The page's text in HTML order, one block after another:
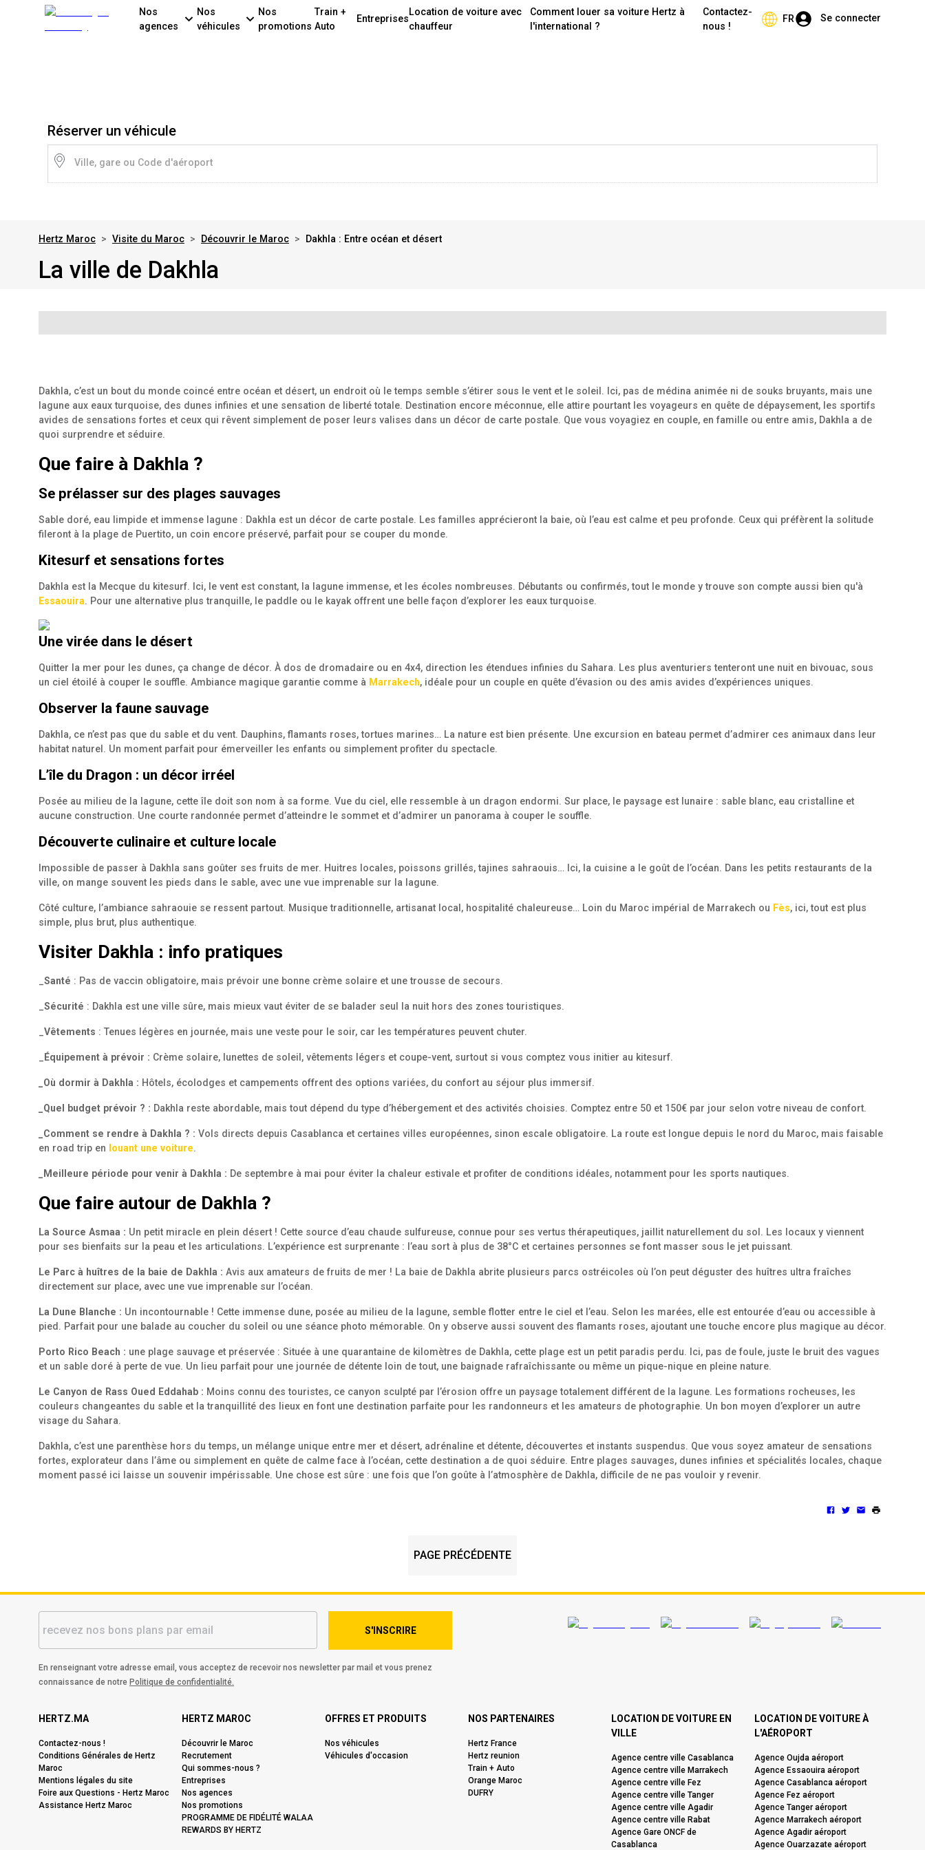
Nos
agences
Nos
véhicules
Nos
promotions
Train +
Auto
Entreprises
Location de voiture avec
chauffeur
Comment louer sa voiture Hertz à
l'international ?
Contactez-
nous !
FR Se connecter
Réserver un véhicule
Ville, gare ou Code d'aéroport
Hertz Maroc > Visite du Maroc > Découvrir le Maroc > Dakhla : Entre océan et désert
La ville de Dakhla
Dakhla, c’est un bout du monde coincé entre océan et désert, un endroit où le temps semble s’étirer sous le vent et le soleil. Ici, pas de médina animée ni de souks bruyants, mais une
lagune aux eaux turquoise, des dunes infinies et une sensation de liberté totale. Destination encore méconnue, elle attire pourtant les voyageurs en quête de dépaysement, les sportifs
avides de sensations fortes et ceux qui rêvent simplement de poser leurs valises dans un décor de carte postale. Que vous voyagiez en couple, en famille ou entre amis, Dakhla a de
quoi surprendre et séduire.
Que faire à Dakhla ?
Se prélasser sur des plages sauvages
Sable doré, eau limpide et immense lagune : Dakhla est un décor de carte postale. Les familles apprécieront la baie, où l’eau est calme et peu profonde. Ceux qui préfèrent la solitude
fileront à la plage de Puertito, un coin encore préservé, parfait pour se couper du monde.
Kitesurf et sensations fortes
Dakhla est la Mecque du kitesurf. Ici, le vent est constant, la lagune immense, et les écoles nombreuses. Débutants ou confirmés, tout le monde y trouve son compte aussi bien qu'à
Essaouira. Pour une alternative plus tranquille, le paddle ou le kayak offrent une belle façon d’explorer les eaux turquoise.
Une virée dans le désert
Quitter la mer pour les dunes, ça change de décor. À dos de dromadaire ou en 4x4, direction les étendues infinies du Sahara. Les plus aventuriers tenteront une nuit en bivouac, sous
un ciel étoilé à couper le souffle. Ambiance magique garantie comme à Marrakech, idéale pour un couple en quête d’évasion ou des amis avides d’expériences uniques.
Observer la faune sauvage
Dakhla, ce n’est pas que du sable et du vent. Dauphins, flamants roses, tortues marines… La nature est bien présente. Une excursion en bateau permet d’admirer ces animaux dans leur
habitat naturel. Un moment parfait pour émerveiller les enfants ou simplement profiter du spectacle.
L’île du Dragon : un décor irréel
Posée au milieu de la lagune, cette île doit son nom à sa forme. Vue du ciel, elle ressemble à un dragon endormi. Sur place, le paysage est lunaire : sable blanc, eau cristalline et
aucune construction. Une courte randonnée permet d’atteindre le sommet et d’admirer un panorama à couper le souffle.
Découverte culinaire et culture locale
Impossible de passer à Dakhla sans goûter ses fruits de mer. Huitres locales, poissons grillés, tajines sahraouis… Ici, la cuisine a le goût de l’océan. Dans les petits restaurants de la
ville, on mange souvent les pieds dans le sable, avec une vue imprenable sur la lagune.
Côté culture, l’ambiance sahraouie se ressent partout. Musique traditionnelle, artisanat local, hospitalité chaleureuse… Loin du Maroc impérial de Marrakech ou Fès, ici, tout est plus
simple, plus brut, plus authentique.
Visiter Dakhla : info pratiques
Santé : Pas de vaccin obligatoire, mais prévoir une bonne crème solaire et une trousse de secours.
Sécurité : Dakhla est une ville sûre, mais mieux vaut éviter de se balader seul la nuit hors des zones touristiques.
Vêtements : Tenues légères en journée, mais une veste pour le soir, car les températures peuvent chuter.
Équipement à prévoir : Crème solaire, lunettes de soleil, vêtements légers et coupe-vent, surtout si vous comptez vous initier au kitesurf.
_Où dormir à Dakhla : Hôtels, écolodges et campements offrent des options variées, du confort au séjour plus immersif.
_Quel budget prévoir ? : Dakhla reste abordable, mais tout dépend du type d’hébergement et des activités choisies. Comptez entre 50 et 150€ par jour selon votre niveau de confort.
_Comment se rendre à Dakhla ? : Vols directs depuis Casablanca et certaines villes européennes, sinon escale obligatoire. La route est longue depuis le nord du Maroc, mais faisable
en road trip en
louant une voiture.
_Meilleure période pour venir à Dakhla : De septembre à mai pour éviter la chaleur estivale et profiter de conditions idéales, notamment pour les sports nautiques.
Que faire autour de Dakhla ?
La Source Asmaa : Un petit miracle en plein désert ! Cette source d’eau chaude sulfureuse, connue pour ses vertus thérapeutiques, jaillit naturellement du sol. Les locaux y viennent
pour ses bienfaits sur la peau et les articulations. L’expérience est surprenante : l’eau sort à plus de 38°C et certaines personnes se font masser sous le jet puissant.
Le Parc à huîtres de la baie de Dakhla : Avis aux amateurs de fruits de mer ! La baie de Dakhla abrite plusieurs parcs ostréicoles où l’on peut déguster des huîtres ultra fraîches
directement sur place, avec une vue imprenable sur l’océan.
La Dune Blanche : Un incontournable ! Cette immense dune, posée au milieu de la lagune, semble flotter entre le ciel et l’eau. Selon les marées, elle est entourée d’eau ou accessible à
pied. Parfait pour une balade au coucher du soleil ou une séance photo mémorable. On y observe aussi souvent des flamants roses, ajoutant une touche encore plus magique au décor.
Porto Rico Beach : une plage sauvage et préservée : Située à une quarantaine de kilomètres de Dakhla, cette plage est un petit paradis perdu. Ici, pas de foule, juste le bruit des vagues
et un sable doré à perte de vue. Un lieu parfait pour une journée de détente loin de tout, une baignade rafraîchissante ou même un pique-nique en pleine nature.
Le Canyon de Rass Oued Eddahab : Moins connu des touristes, ce canyon sculpté par l’érosion offre un paysage totalement différent de la lagune. Les formations rocheuses, les
couleurs changeantes du sable et la tranquillité des lieux en font une destination parfaite pour les randonneurs et les amateurs de photographie. Un bon moyen d’explorer un autre
visage du Sahara.
Dakhla, c’est une parenthèse hors du temps, un mélange unique entre mer et désert, adrénaline et détente, découvertes et instants suspendus. Que vous soyez amateur de sensations
fortes, explorateur dans l’âme ou simplement en quête de calme face à l’océan, cette destination a de quoi séduire. Entre plages sauvages, dunes infinies et spécialités locales, chaque
moment passé ici laisse un souvenir impérissable. Une chose est sûre : une fois que l’on goûte à l’atmosphère de Dakhla, difficile de ne pas vouloir y revenir.
PAGE PRÉCÉDENTE
S'INSCRIRE
En renseignant votre adresse email, vous acceptez de recevoir nos newsletter par mail et vous prenez
connaissance de notre Politique de confidentialité.
HERTZ.MA
Contactez-nous !
Conditions Générales de Hertz
Maroc
Mentions légales du site
Foire aux Questions - Hertz Maroc
Assistance Hertz Maroc
HERTZ MAROC
Découvrir le Maroc
Recrutement
Qui sommes-nous ?
Entreprises
Nos agences
Nos promotions
PROGRAMME DE FIDÉLITÉ WALAA
REWARDS BY HERTZ
OFFRES ET PRODUITS
Nos véhicules
Véhicules d'occasion
NOS PARTENAIRES
Hertz France
Hertz reunion
Train + Auto
Orange Maroc
DUFRY
LOCATION DE VOITURE EN
VILLE
Agence centre ville Casablanca
Agence centre ville Marrakech
Agence centre ville Fez
Agence centre ville Tanger
Agence centre ville Agadir
Agence centre ville Rabat
Agence Gare ONCF de
Casablanca
LOCATION DE VOITURE À
L'AÉROPORT
Agence Oujda aéroport
Agence Essaouira aéroport
Agence Casablanca aéroport
Agence Fez aéroport
Agence Tanger aéroport
Agence Marrakech aéroport
Agence Agadir aéroport
Agence Ouarzazate aéroport